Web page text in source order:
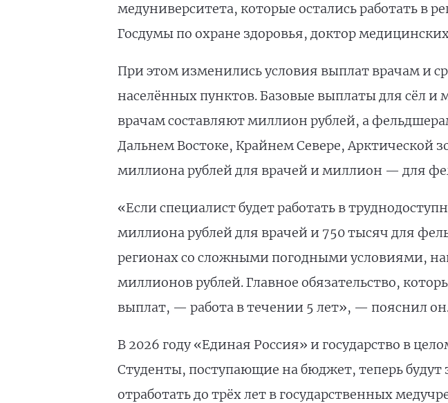
медуниверситета, которые остались работать в
Госдумы по охране здоровья, доктор
При этом изменились условия выплат врачам и
населённых пунктов. Базовые выплаты для сёл и
врачам составляют миллион рублей, а
Дальнем Востоке, Крайнем Севере, Арктической
миллиона рублей для врачей и миллион — для
«Если специалист будет работать в
миллиона рублей для врачей и 750 тысяч для
регионах со сложными погодными условиями,
миллионов рублей. Главное обязательство,
выплат, — работа в течении 5 лет», — пояснил
В 2026 году «Единая Россия» и государство в
Студенты, поступающие на бюджет, теперь
отработать до трёх лет в государственных